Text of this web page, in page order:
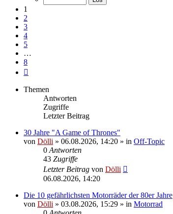
1
2
3
4
5
…
8
Themen
Antworten
Zugriffe
Letzter Beitrag
30 Jahre "A Game of Thrones"
von Dölli » 06.08.2026, 14:20 » in Off-Topic
0 Antworten
43 Zugriffe
Letzter Beitrag von Dölli
06.08.2026, 14:20
Die 10 gefährlichsten Motorräder der 80er Jahre
von Dölli » 03.08.2026, 15:29 » in Motorrad